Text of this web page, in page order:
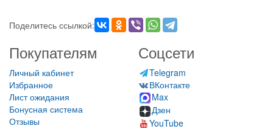
Поделитесь ссылкой:
Покупателям
Личный кабинет
Избранное
Лист ожидания
Бонусная система
Отзывы
Соцсети
Telegram
ВКонтакте
Max
Дзен
YouTube